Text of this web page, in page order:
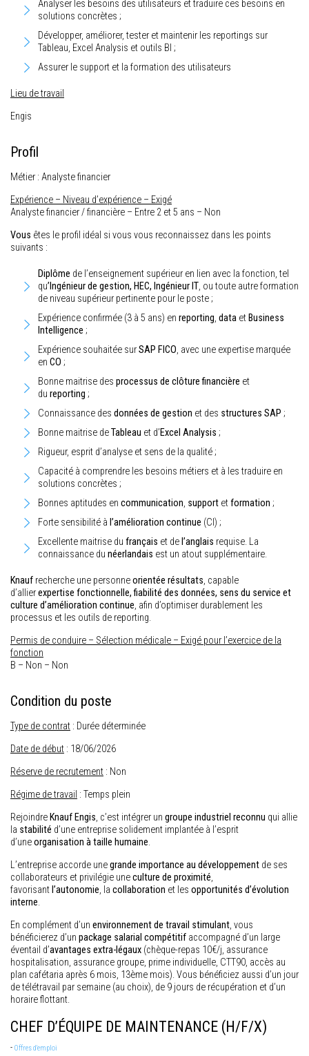
Analyser les besoins des utilisateurs et traduire ces besoins en
solutions concrètes ;
Développer, améliorer, tester et maintenir les reportings sur
Tableau, Excel Analysis et outils BI ;
Assurer le support et la formation des utilisateurs
Lieu de travail
Engis
Profil
Métier : Analyste financier
Expérience – Niveau d’expérience – Exigé
Analyste financier / financière – Entre 2 et 5 ans – Non
Vous êtes le profil idéal si vous vous reconnaissez dans les points
suivants :
Diplôme de l’enseignement supérieur en lien avec la fonction, tel
qu’Ingénieur de gestion, HEC, Ingénieur IT, ou toute autre formation
de niveau supérieur pertinente pour le poste ;
Expérience confirmée (3 à 5 ans) en reporting, data et Business
Intelligence ;
Expérience souhaitée surSAP FICO, avec une expertise marquée
en CO ;
Bonne maitrise des processus de clôture financière et
du reporting ;
Connaissance des données de gestion et des structures SAP ;
Bonne maitrise deTableau et d’Excel Analysis ;
Rigueur, esprit d’analyse et sens de la qualité ;
Capacité à comprendre les besoins métiers et à les traduire en
solutions concrètes ;
Bonnes aptitudes en communication, support etformation ;
Forte sensibilité à l’amélioration continue (CI) ;
Excellente maitrise du français et de l’anglais requise. La
connaissance du néerlandais est un atout supplémentaire.
Knauf recherche une personneorientée résultats, capable
d’allierexpertise fonctionnelle, fiabilité des données, sens du service et
culture d’amélioration continue, afin d’optimiser durablement les
processus et les outils de reporting.
Permis de conduire – Sélection médicale – Exigé pour l’exercice de la
fonction
B – Non – Non
Condition du poste
Type de contrat : Durée déterminée
Date de début : 18/06/2026
Réserve de recrutement : Non
Régime de travail : Temps plein
Rejoindre Knauf Engis, c’est intégrer un groupe industriel reconnu qui allie
la stabilité d’une entreprise solidement implantée à l’esprit
d’uneorganisation à taille humaine.
L’entreprise accorde unegrande importance au développement de ses
collaborateurs et privilégie uneculture de proximité,
favorisant l’autonomie, la collaboration et les opportunités d’évolution
interne.
En complément d’un environnement de travail stimulant, vous
bénéficierez d’un package salarial compétitif accompagné d’un large
éventail d’avantages extra-légaux (chèque-repas 10€/j, assurance
hospitalisation, assurance groupe, prime individuelle, CTT90, accès au
plan cafétaria après 6 mois, 13ème mois). Vous bénéficiez aussi d’un jour
de télétravail par semaine (au choix), de 9 jours de récupération et d’un
horaire flottant.
CHEF D’ÉQUIPE DE MAINTENANCE (H/F/X)
- Offres d'emploi